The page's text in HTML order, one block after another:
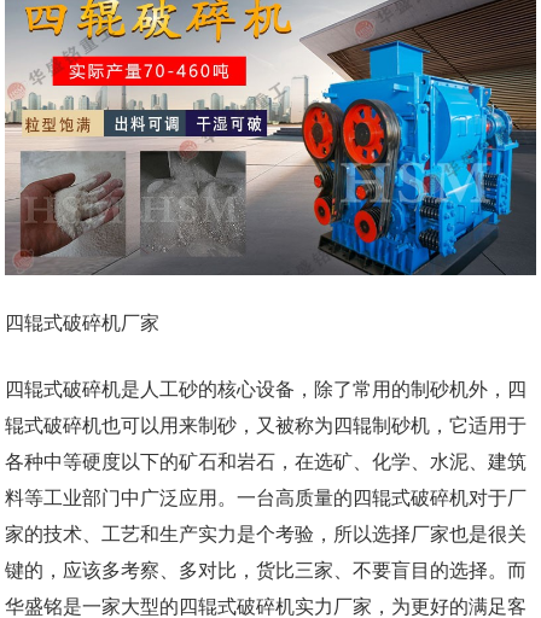
四辊式破碎机厂家
四辊式破碎机是人工砂的核心设备，除了常用的制砂机外，四
辊式破碎机也可以用来制砂，又被称为四辊制砂机，它适用于
各种中等硬度以下的矿石和岩石，在选矿、化学、水泥、建筑
料等工业部门中广泛应用。一台高质量的四辊式破碎机对于厂
家的技术、工艺和生产实力是个考验，所以选择厂家也是很关
键的，应该多考察、多对比，货比三家、不要盲目的选择。而
华盛铭是一家大型的四辊式破碎机实力厂家，为更好的满足客